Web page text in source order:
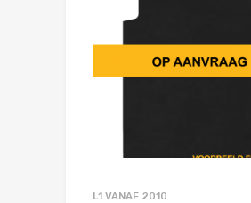
L1 VANAF 2010